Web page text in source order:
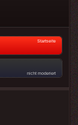
Startseite
nicht moderiert